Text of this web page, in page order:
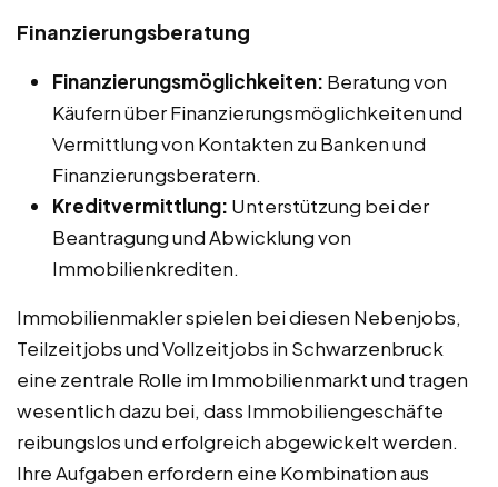
Finanzierungsberatung
Finanzierungsmöglichkeiten: Beratung von
Käufern über Finanzierungsmöglichkeiten und
Vermittlung von Kontakten zu Banken und
Finanzierungsberatern.
Kreditvermittlung: Unterstützung bei der
Beantragung und Abwicklung von
Immobilienkrediten.
Immobilienmakler spielen bei diesen Nebenjobs,
Teilzeitjobs und Vollzeitjobs in Schwarzenbruck
eine zentrale Rolle im Immobilienmarkt und tragen
wesentlich dazu bei, dass Immobiliengeschäfte
reibungslos und erfolgreich abgewickelt werden.
Ihre Aufgaben erfordern eine Kombination aus